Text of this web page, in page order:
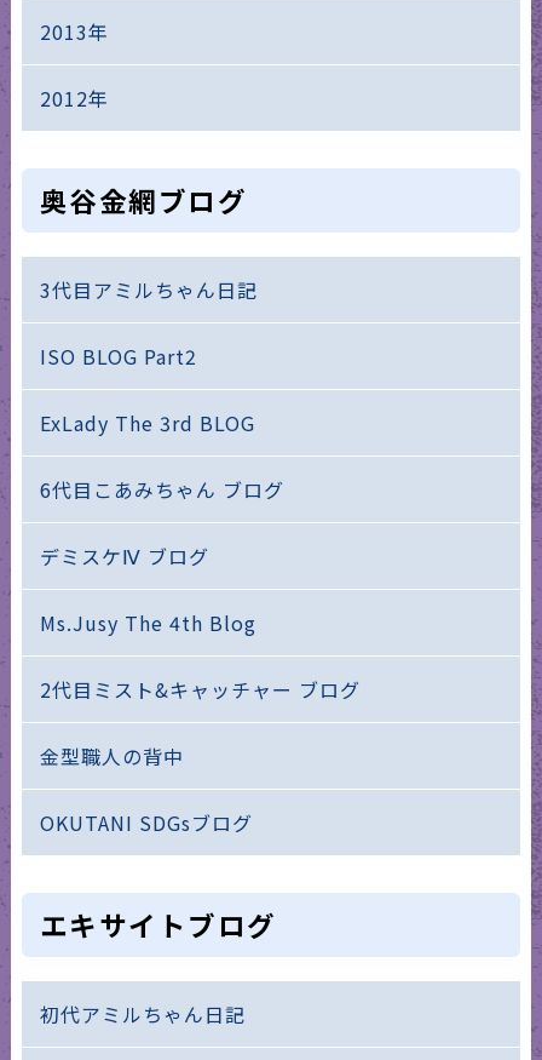
2013年
2012年
奥谷金網ブログ
3代目アミルちゃん日記
ISO BLOG Part2
ExLady The 3rd BLOG
6代目こあみちゃん ブログ
デミスケⅣ ブログ
Ms.Jusy The 4th Blog
2代目ミスト&キャッチャー ブログ
金型職人の背中
OKUTANI SDGsブログ
エキサイトブログ
初代アミルちゃん日記